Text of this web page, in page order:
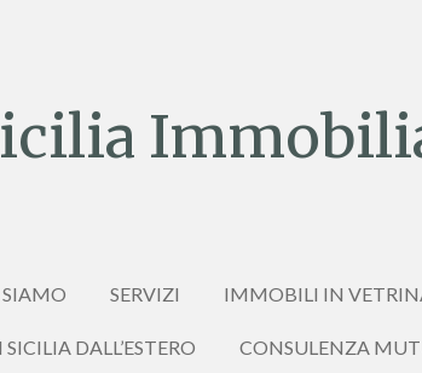
SERVIZI IMMOBILI IN
DALL’ESTERO CONSULENZA